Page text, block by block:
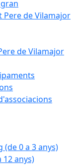
Pere de Vilamajor
de Vilamajor
(de 0 a 3 anys)
12 anys)